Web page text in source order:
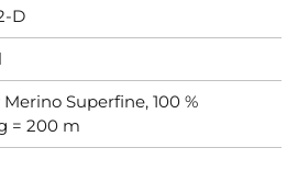
D
Superfine, 100 %
= 200 m